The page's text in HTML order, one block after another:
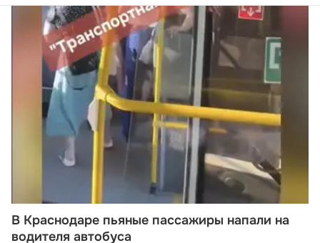
В Краснодаре пьяные пассажиры напали на
водителя автобуса